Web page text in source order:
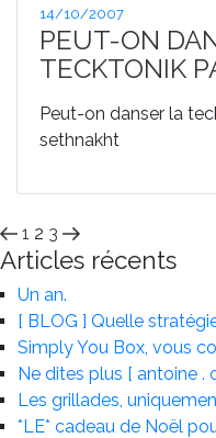
Publié
le
14/10/2007
PEUT-ON
TECKTONIK
Peut-on danser la
sethnakht
Pagination
des
publications
Page
précédente
Page
1 Page
2 Page
3 Page
suivante
Articles récents
Un an.
[ BLOG ] Quelle
Simply You Box, vous
Ne dites plus [ antoine .
Les grillades,
*LE* cadeau de Noël